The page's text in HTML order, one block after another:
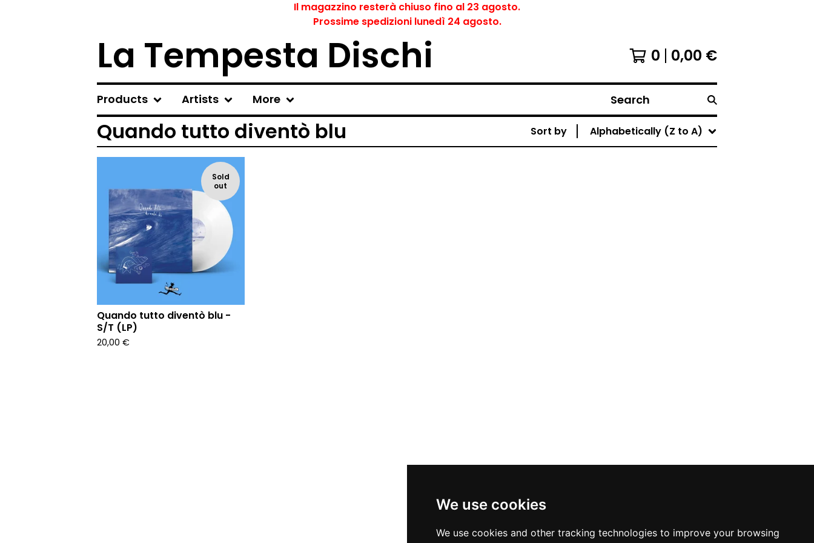
We use cookies
We use cookies and other tracking technologies to improve your browsing
Il magazzino resterà chiuso fino al 23 agosto.
Prossime spedizioni lunedì 24 agosto.
La Tempesta Dischi 0 0,00 €
Products Artists More Search
Quando tutto diventò blu Sort by Alphabetically (Z to A)
Sold
out
Quando tutto diventò blu -
S/T (LP)
20,00 €